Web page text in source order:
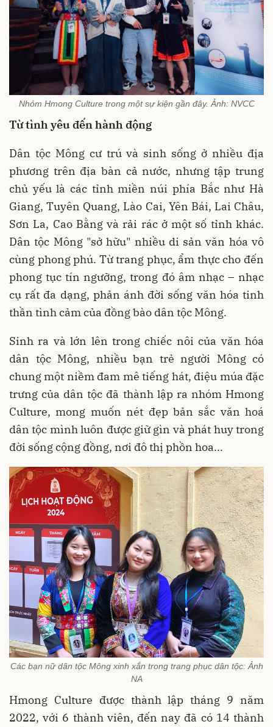
Nhóm Hmong Culture trong một sự kiện gần đây. Ảnh: NVCC
Từ tình yêu đến hành động
Dân tộc Mông cư trú và sinh sống ở nhiều địa
phương trên địa bàn cả nước, nhưng tập trung
chủ yếu là các tỉnh miền núi phía Bắc như Hà
Giang, Tuyên Quang, Lào Cai, Yên Bái, Lai Châu,
Sơn La, Cao Bằng và rải rác ở một số tỉnh khác.
Dân tộc Mông "sở hữu" nhiều di sản văn hóa vô
cùng phong phú. Từ trang phục, ẩm thực cho đến
phong tục tín ngưỡng, trong đó âm nhạc – nhạc
cụ rất đa dạng, phản ánh đời sống văn hóa tinh
thần tình cảm của đồng bào dân tộc Mông.
Sinh ra và lớn lên trong chiếc nôi của văn hóa
dân tộc Mông, nhiều bạn trẻ người Mông có
chung một niềm đam mê tiếng hát, điệu múa đặc
trưng của dân tộc đã thành lập ra nhóm Hmong
Culture, mong muốn nét đẹp bản sắc văn hoá
dân tộc mình luôn được giữ gìn và phát huy trong
đời sống cộng đồng, nơi đô thị phồn hoa...
Các bạn nữ dân tộc Mông xinh xắn trong trang phục dân tộc: Ảnh
NA
Hmong Culture được thành lập tháng 9 năm
2022, với 6 thành viên, đến nay đã có 14 thành